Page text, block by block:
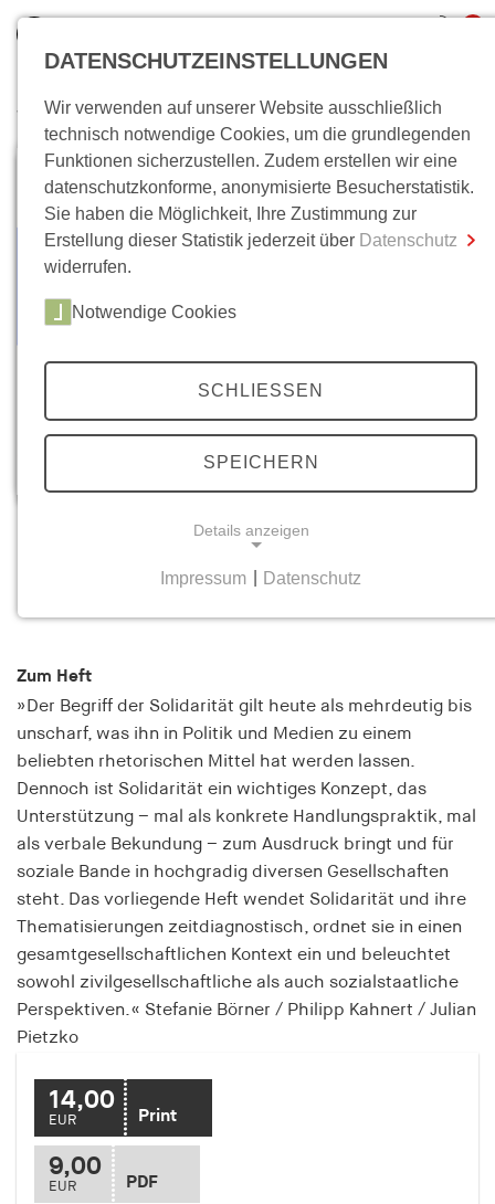
inkl. MwSt.
0,00 €
Zum Warenkorb Zur Kasse
Wo bin ich?
Umkämpfte Solidarität. Krisen und
Konflikte im heutigen Sozialstaat
Heft 6 Dezember 2024/Januar 2025
Zum Heft
»Der Begriff der Solidarität gilt heute als mehrdeutig bis
unscharf, was ihn in Politik und Medien zu einem
beliebten rhetorischen Mittel hat werden lassen.
Dennoch ist Solidarität ein wichtiges Konzept, das
Unterstützung – mal als konkrete Handlungspraktik, mal
als verbale Bekundung – zum Ausdruck bringt und für
soziale Bande in hochgradig diversen Gesellschaften
steht. Das vorliegende Heft wendet Solidarität und ihre
Thematisierungen zeitdiagnostisch, ordnet sie in einen
gesamtgesellschaftlichen Kontext ein und beleuchtet
sowohl zivilgesellschaftliche als auch sozialstaatliche
Perspektiven.« Stefanie Börner / Philipp Kahnert / Julian
Pietzko
14,00
EUR Print
9,00
EUR PDF
DATENSCHUTZEINSTELLUNGEN
Wir verwenden auf unserer Website ausschließlich
technisch notwendige Cookies, um die grundlegenden
Funktionen sicherzustellen. Zudem erstellen wir eine
datenschutzkonforme, anonymisierte Besucherstatistik.
Sie haben die Möglichkeit, Ihre Zustimmung zur
Erstellung dieser Statistik jederzeit über Datenschutz
widerrufen.
Notwendige Cookies
SCHLIESSEN
SPEICHERN
Details anzeigen
wie Seitennavigation und Zugriff auf sichere
Bereiche der Webseite ermöglichen. Die Webseite
kann ohne diese Cookies nicht richtig
funktionieren.
cookie_consent
cookie_consent
Anbieter:
hamburger-edition.de
Zweck:
Speichert den Zustimmungsstatus des Benutzers
Cookie Laufzeit:
1 Jahr
fe_typo_user
Impressum Datenschutz